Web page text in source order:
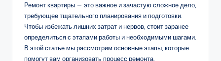
Ремонт квартиры — это важное и зачастую сложное дело,
требующее тщательного планирования и подготовки.
Чтобы избежать лишних затрат и нервов, стоит заранее
определиться с этапами работы и необходимыми шагами.
В этой статье мы рассмотрим основные этапы, которые
помогут вам организовать процесс ремонта.